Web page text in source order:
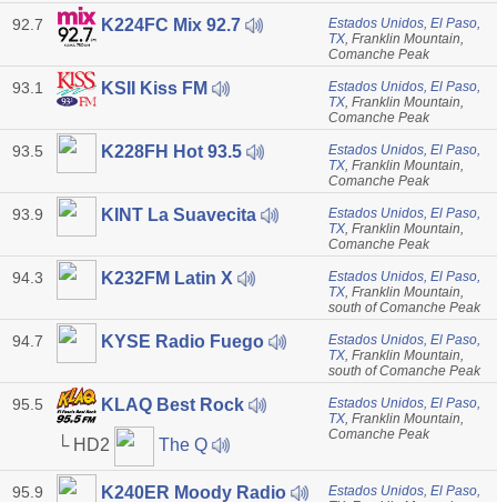
92.7 K224FC Mix 92.7
Estados Unidos, El Paso,
TX, Franklin Mountain,
Comanche Peak
93.1 KSII Kiss FM
Estados Unidos, El Paso,
TX, Franklin Mountain,
Comanche Peak
93.5 K228FH Hot 93.5
Estados Unidos, El Paso,
TX, Franklin Mountain,
Comanche Peak
93.9 KINT La Suavecita
Estados Unidos, El Paso,
TX, Franklin Mountain,
Comanche Peak
94.3 K232FM Latin X
Estados Unidos, El Paso,
TX, Franklin Mountain,
south of Comanche Peak
94.7 KYSE Radio Fuego
Estados Unidos, El Paso,
TX, Franklin Mountain,
south of Comanche Peak
95.5 KLAQ Best Rock
└ HD2 The Q
Estados Unidos, El Paso,
TX, Franklin Mountain,
Comanche Peak
95.9 K240ER Moody Radio
Estados Unidos, El Paso,